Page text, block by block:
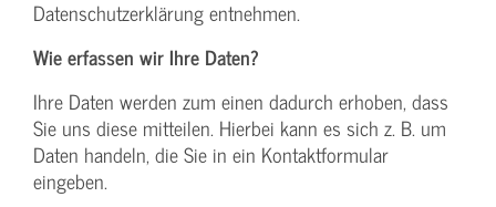
Datenschutzerklärung entnehmen.
Wie erfassen wir Ihre Daten?
Ihre Daten werden zum einen dadurch erhoben, dass
Sie uns diese mitteilen. Hierbei kann es sich z. B. um
Daten handeln, die Sie in ein Kontaktformular
eingeben.